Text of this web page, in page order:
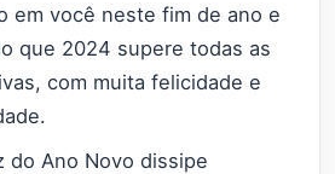
em você neste fim de ano e
que 2024 supere todas as
com muita felicidade e
do Ano Novo dissipe